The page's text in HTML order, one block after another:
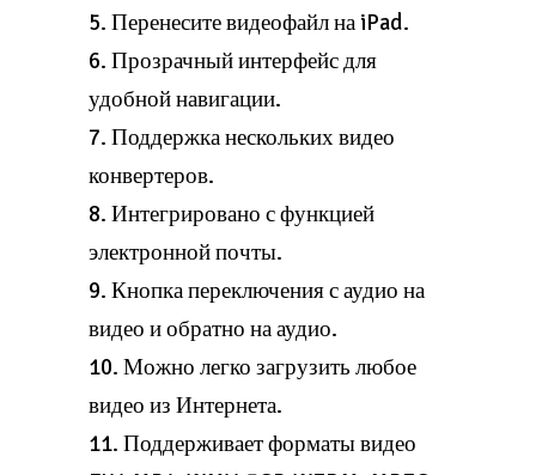
5. Перенесите видеофайл на iPad.
6. Прозрачный интерфейс для
удобной навигации.
7. Поддержка нескольких видео
конвертеров.
8. Интегрировано с функцией
электронной почты.
9. Кнопка переключения с аудио на
видео и обратно на аудио.
10. Можно легко загрузить любое
видео из Интернета.
11. Поддерживает форматы видео